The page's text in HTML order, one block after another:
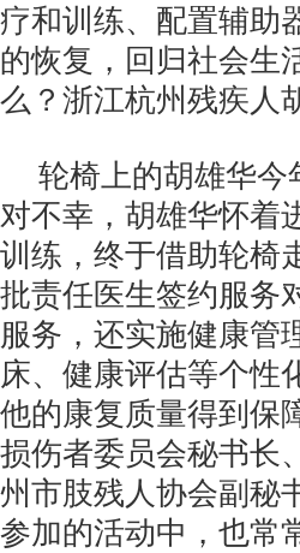
疗和训练、配置辅助
的恢复，回归社会生
么？浙江杭州残疾人
轮椅上的胡雄华今
对不幸，胡雄华怀着
训练，终于借助轮椅
批责任医生签约服务
服务，还实施健康管
床、健康评估等个性
他的康复质量得到保
损伤者委员会秘书长
州市肢残人协会副秘
参加的活动中，也常